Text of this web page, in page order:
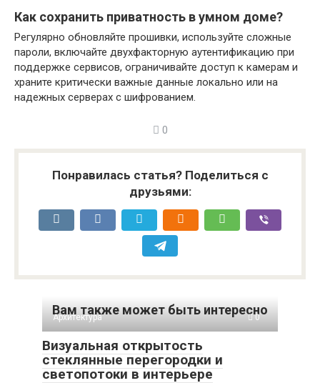
Как сохранить приватность в умном доме?
Регулярно обновляйте прошивки, используйте сложные
пароли, включайте двухфакторную аутентификацию при
поддержке сервисов, ограничивайте доступ к камерам и
храните критически важные данные локально или на
надежных серверах с шифрованием.
0
Понравилась статья? Поделиться с
друзьями:
Вам также может быть интересно
Архитектура 0
Визуальная открытость
стеклянные перегородки и
светопотоки в интерьере